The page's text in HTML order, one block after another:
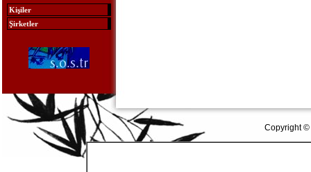
Kişiler
Şirketler
Copyright ©